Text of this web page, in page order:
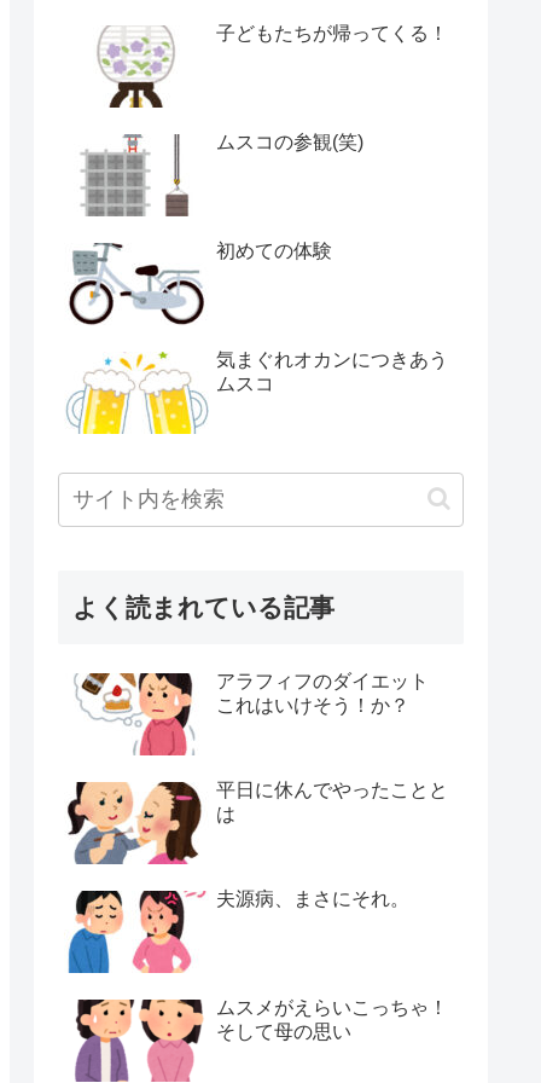
子どもたちが帰ってくる！
ムスコの参観(笑)
初めての体験
気まぐれオカンにつきあう
ムスコ
よく読まれている記事
アラフィフのダイエット
これはいけそう！か？
平日に休んでやったことと
は
夫源病、まさにそれ。
ムスメがえらいこっちゃ！
そして母の思い